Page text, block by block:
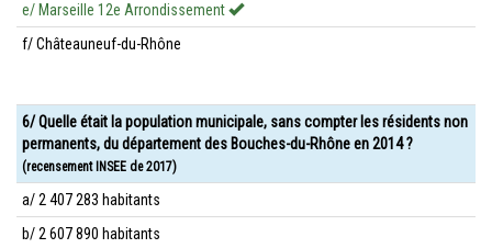
e/ Marseille 12e Arrondissement
f/ Châteauneuf-du-Rhône
6/ Quelle était la population municipale, sans compter les résidents non
permanents, du département des Bouches-du-Rhône en 2014 ?
(recensement INSEE de 2017)
a/ 2 407 283 habitants
b/ 2 607 890 habitants